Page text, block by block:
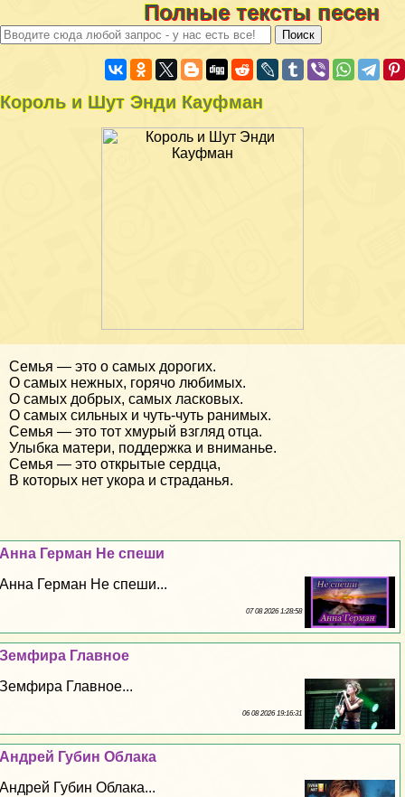
Полные тексты песен
Король и Шут Энди Кауфман
Семья — это о самых дорогих.
О самых нежных, горячо любимых.
О самых добрых, самых ласковых.
О самых сильных и чуть-чуть ранимых.
Семья — это тот хмурый взгляд отца.
Улыбка матери, поддержка и вниманье.
Семья — это открытые сердца,
В которых нет укора и страданья.
Анна Герман Не спеши
Анна Герман Не спеши...
07 08 2026 1:28:58
Земфира Главное
Земфира Главное...
06 08 2026 19:16:31
Андрей Губин Облака
Андрей Губин Облака...